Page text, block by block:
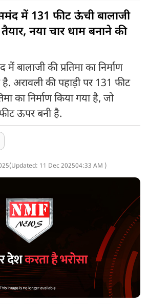
में 131 फीट ऊंची बालाजी
नया चार धाम बनाने की
बालाजी की प्रतिमा का निर्माण
है. अरावली की पहाड़ी पर 131 फीट
का निर्माण किया गया है, जो
ऊपर बनी है.
(Updated: 11 Dec 202504:33 AM )